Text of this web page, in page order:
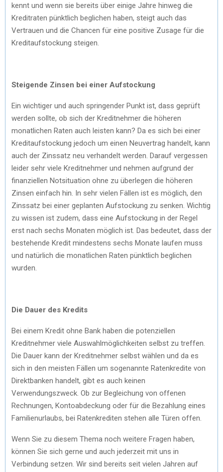
kennt und wenn sie bereits über einige Jahre hinweg die
Kreditraten pünktlich beglichen haben, steigt auch das
Vertrauen und die Chancen für eine positive Zusage für die
Kreditaufstockung steigen.
Steigende Zinsen bei einer Aufstockung
Ein wichtiger und auch springender Punkt ist, dass geprüft
werden sollte, ob sich der Kreditnehmer die höheren
monatlichen Raten auch leisten kann? Da es sich bei einer
Kreditaufstockung jedoch um einen Neuvertrag handelt, kann
auch der Zinssatz neu verhandelt werden. Darauf vergessen
leider sehr viele Kreditnehmer und nehmen aufgrund der
finanziellen Notsituation ohne zu überlegen die höheren
Zinsen einfach hin. In sehr vielen Fällen ist es möglich, den
Zinssatz bei einer geplanten Aufstockung zu senken. Wichtig
zu wissen ist zudem, dass eine Aufstockung in der Regel
erst nach sechs Monaten möglich ist. Das bedeutet, dass der
bestehende Kredit mindestens sechs Monate laufen muss
und natürlich die monatlichen Raten pünktlich beglichen
wurden.
Die Dauer des Kredits
Bei einem Kredit ohne Bank haben die potenziellen
Kreditnehmer viele Auswahlmöglichkeiten selbst zu treffen.
Die Dauer kann der Kreditnehmer selbst wählen und da es
sich in den meisten Fällen um sogenannte Ratenkredite von
Direktbanken handelt, gibt es auch keinen
Verwendungszweck. Ob zur Begleichung von offenen
Rechnungen, Kontoabdeckung oder für die Bezahlung eines
Familienurlaubs, bei Ratenkrediten stehen alle Türen offen.
Wenn Sie zu diesem Thema noch weitere Fragen haben,
können Sie sich gerne und auch jederzeit mit uns in
Verbindung setzen. Wir sind bereits seit vielen Jahren auf